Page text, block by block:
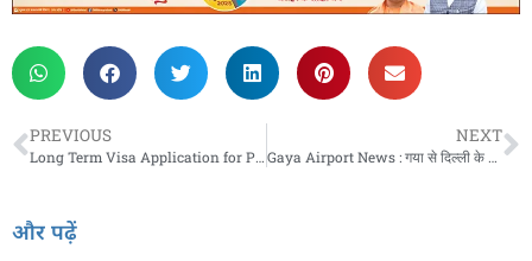
PREVIOUS
Long Term Visa Application for Pakistani : भारत में दीर्घकालिक वीजा पर रह रहे पाकिस्तानियों को नए सिरे से आवेदन करना होगा
NEXT
Gaya Airport News : गया से दिल्ली के लिए इस दिन से सीधी उड़ान सेवा शुरू
और पढ़ें